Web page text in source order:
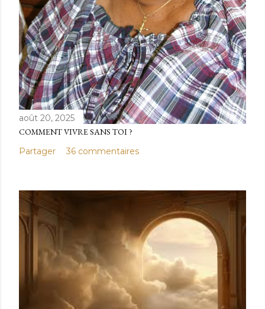
août 20, 2025
COMMENT VIVRE SANS TOI ?
Partager
36 commentaires